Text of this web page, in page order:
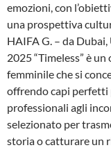
emozioni, con
una prospettiva
HAIFA G. – da
2025 “Timeless” è
femminile che si
offrendo capi perfetti
professionali agli
selezionato per
storia o catturare un